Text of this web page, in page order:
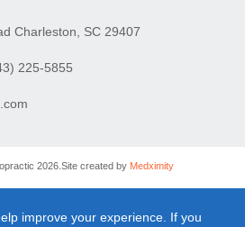
Charleston, SC 29407
225-5855
2026. Site created by Medximity
improve your experience. If you